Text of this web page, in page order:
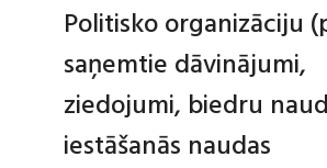
Politisko organizāciju
saņemtie dāvinājumi,
ziedojumi, biedru
iestāšanās naudas